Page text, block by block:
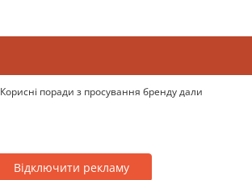
Корисні поради з просування бренду дали
Відключити рекламу